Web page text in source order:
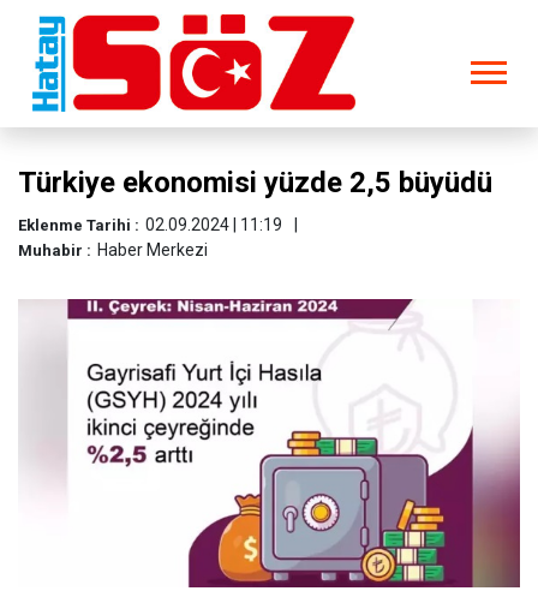
Türkiye ekonomisi yüzde 2,5 büyüdü
Eklenme Tarihi : 02.09.2024 | 11:19
Muhabir : Haber Merkezi